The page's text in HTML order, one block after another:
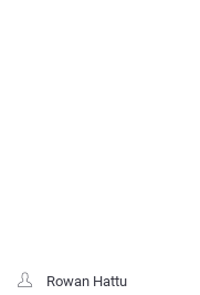
Rowan Hattu